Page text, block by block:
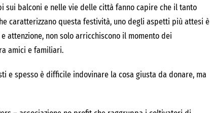
sui balconi e nelle vie delle città fanno capire che il tanto
caratterizzano questa festività, uno degli aspetti più attesi è
attenzione, non solo arricchiscono il momento dei
amici e familiari.
e spesso è difficile indovinare la cosa giusta da donare, ma